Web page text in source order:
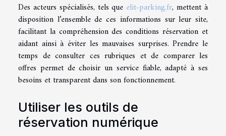
Des acteurs spécialisés, tels que elit-parking.fr, mettent à
disposition l’ensemble de ces informations sur leur site,
facilitant la compréhension des conditions réservation et
aidant ainsi à éviter les mauvaises surprises. Prendre le
temps de consulter ces rubriques et de comparer les
offres permet de choisir un service fiable, adapté à ses
besoins et transparent dans son fonctionnement.
Utiliser les outils de
réservation numérique